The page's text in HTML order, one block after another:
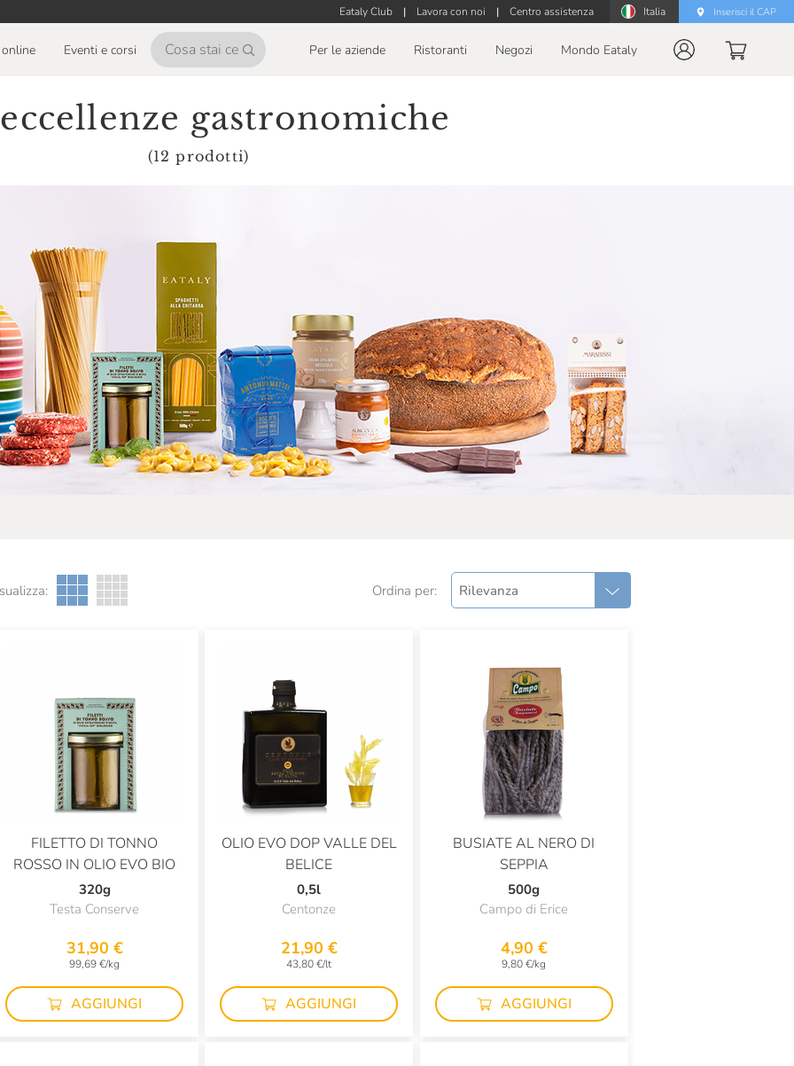
Eataly Club | Lavora con noi | Centro assistenza Italia Inserisci il CAP
Eventi e corsi Per le aziende Ristoranti Negozi Mondo Eataly
gastronomiche
(12 prodotti)
Ordina per: Rilevanza
FILETTO DI TONNO
ROSSO IN OLIO EVO BIO
320g
Testa Conserve
31,90 €
99,69 €/kg
AGGIUNGI
OLIO EVO DOP VALLE DEL
BELICE
0,5l
Centonze
21,90 €
43,80 €/lt
AGGIUNGI
BUSIATE AL NERO DI
SEPPIA
500g
Campo di Erice
4,90 €
9,80 €/kg
AGGIUNGI